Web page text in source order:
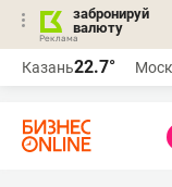
забронируй
валюту
Казань22.7°